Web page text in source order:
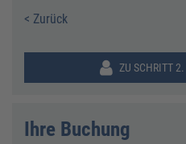
< Zurück
ZU SCHRITT
Ihre Buchung